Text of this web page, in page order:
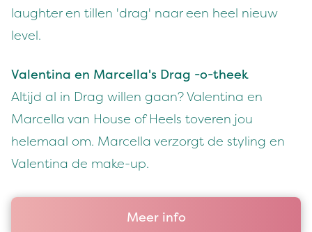
laughter en tillen 'drag' naar een heel nieuw
level.
Valentina en Marcella's Drag -o-theek
Altijd al in Drag willen gaan? Valentina en
Marcella van House of Heels toveren jou
helemaal om. Marcella verzorgt de styling en
Valentina de make-up.
Meer info